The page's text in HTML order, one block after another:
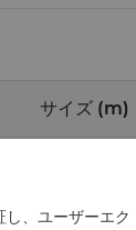
サイズ (m)
x
、ユーザーエク